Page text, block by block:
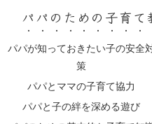
パパのための子育て
パパが知っておきたい子の安全
策
パパとママの子育て協力
パパと子の絆を深める遊び